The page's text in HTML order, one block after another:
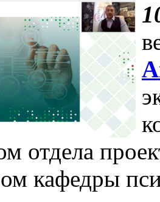
отдела
кафедры